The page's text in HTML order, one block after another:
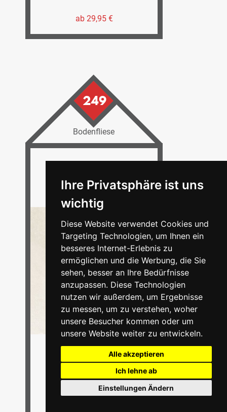
Ihre Privatsphäre ist uns
wichtig
Diese Website verwendet Cookies und
Targeting Technologien, um Ihnen ein
besseres Internet-Erlebnis zu
ermöglichen und die Werbung, die Sie
sehen, besser an Ihre Bedürfnisse
anzupassen. Diese Technologien
nutzen wir außerdem, um Ergebnisse
zu messen, um zu verstehen, woher
unsere Besucher kommen oder um
unsere Website weiter zu entwickeln.
Alle akzeptieren
Ich lehne ab
Einstellungen Ändern
ab 29,95 €
249
Bodenfliese